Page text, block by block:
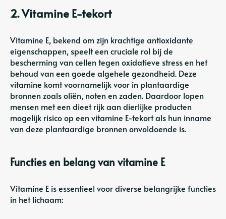
2. Vitamine E-tekort
Vitamine E, bekend om zijn krachtige antioxidante
eigenschappen, speelt een cruciale rol bij de
bescherming van cellen tegen oxidatieve stress en het
behoud van een goede algehele gezondheid. Deze
vitamine komt voornamelijk voor in plantaardige
bronnen zoals oliën, noten en zaden. Daardoor lopen
mensen met een dieet rijk aan dierlijke producten
mogelijk risico op een vitamine E-tekort als hun inname
van deze plantaardige bronnen onvoldoende is.
Functies en belang van vitamine E
Vitamine E is essentieel voor diverse belangrijke functies
in het lichaam: